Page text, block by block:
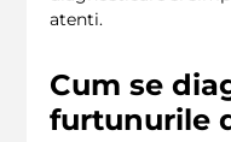
atenti.
Cum se
furtunurile